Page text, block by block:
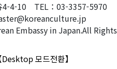
4-4-10 TEL：03-3357-5970
Embassy in Japan.All Rights
Desktop 모드전환】